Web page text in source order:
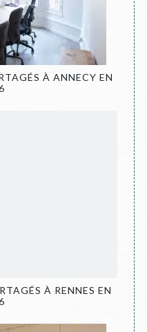
À ANNECY EN
À RENNES EN